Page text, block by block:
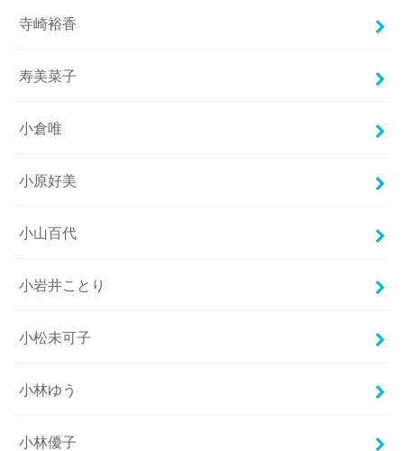
寺崎裕香
寿美菜子
小倉唯
小原好美
小山百代
小岩井ことり
小松未可子
小林ゆう
小林優子